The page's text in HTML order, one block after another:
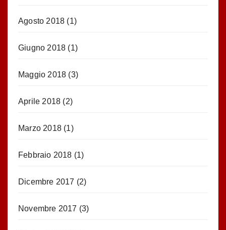
Agosto 2018 (1)
Giugno 2018 (1)
Maggio 2018 (3)
Aprile 2018 (2)
Marzo 2018 (1)
Febbraio 2018 (1)
Dicembre 2017 (2)
Novembre 2017 (3)